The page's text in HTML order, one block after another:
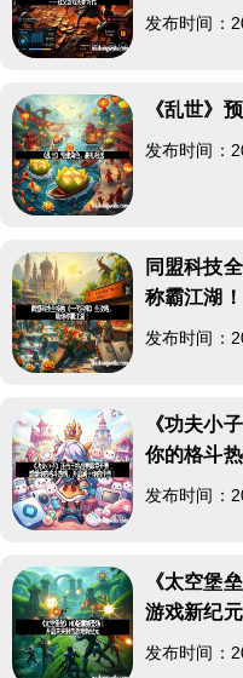
发布时间：
《乱世》
发布时间：
同盟科技
称霸江湖！
发布时间：
《功夫小
你的格斗
发布时间：
《太空堡
游戏新纪元
发布时间：